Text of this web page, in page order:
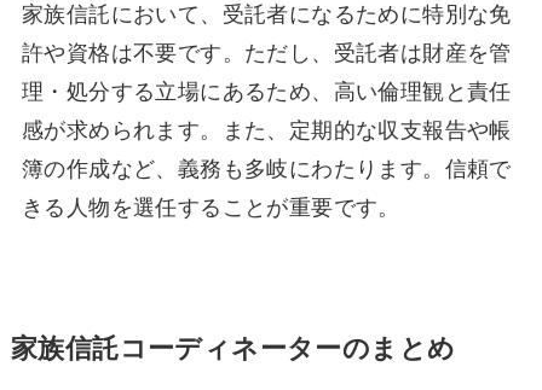
家族信託において、受託者になるために特別な免
許や資格は不要です。ただし、受託者は財産を管
理・処分する立場にあるため、高い倫理観と責任
感が求められます。また、定期的な収支報告や帳
簿の作成など、義務も多岐にわたります。信頼で
きる人物を選任することが重要です。
家族信託コーディネーターのまとめ